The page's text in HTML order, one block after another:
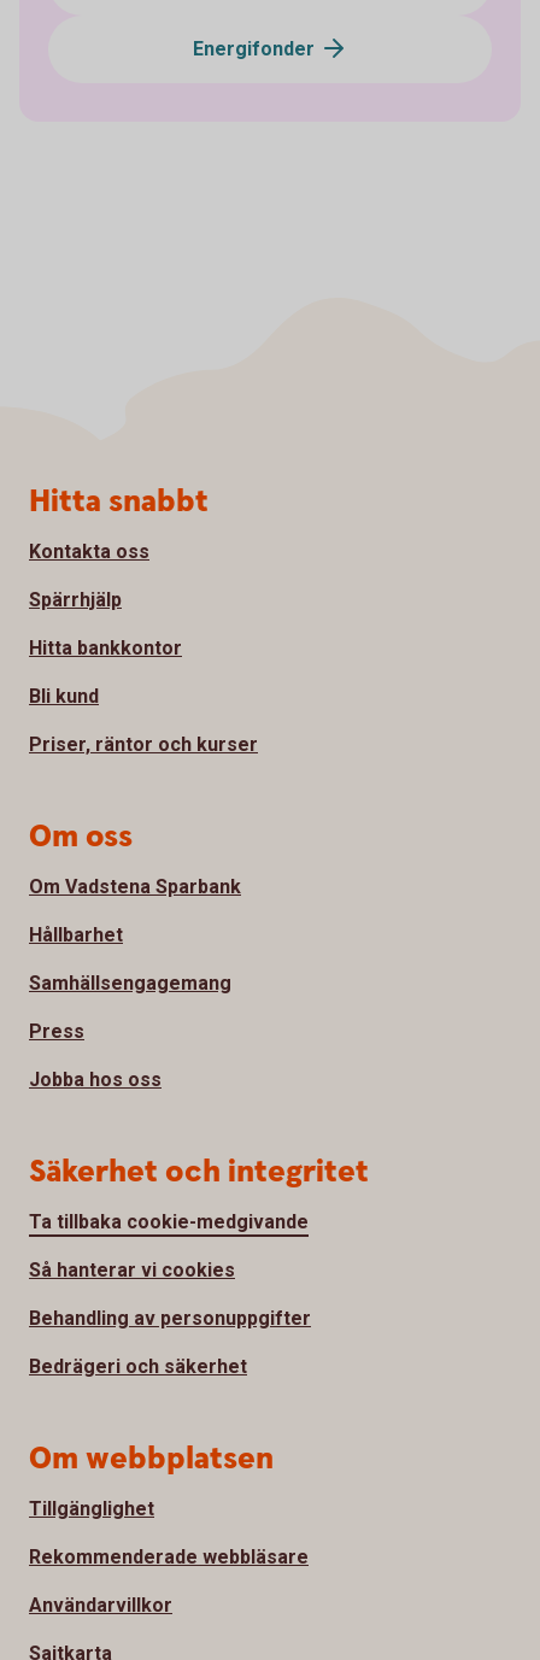
Energifonder
Sidfot
Hitta snabbt
Kontakta oss
Spärrhjälp
Hitta bankkontor
Bli kund
Priser, räntor och kurser
Om oss
Om Vadstena Sparbank
Hållbarhet
Samhällsengagemang
Press
Jobba hos oss
Säkerhet och integritet
Ta tillbaka cookie-medgivande
Så hanterar vi cookies
Behandling av personuppgifter
Bedrägeri och säkerhet
Om webbplatsen
Tillgänglighet
Rekommenderade webbläsare
Användarvillkor
Sajtkarta